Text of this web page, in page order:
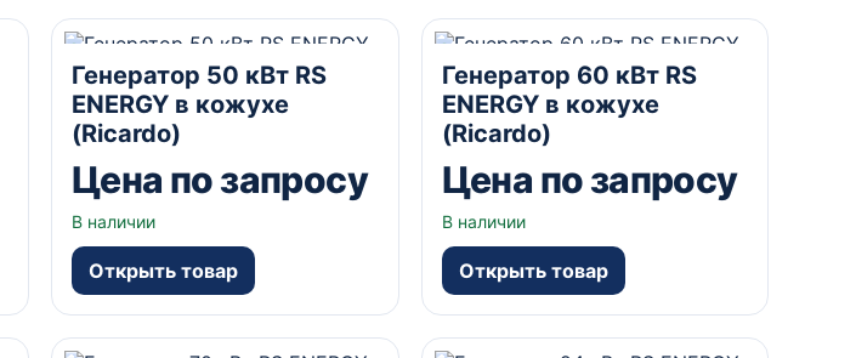
да А
Генератор 50 кВт RS
ENERGY в кожухе
(Ricardo)
Цена по запросу
В наличии
Открыть товар
да А
Генератор 60 кВт RS
ENERGY в кожухе
(Ricardo)
Цена по запросу
В наличии
Открыть товар